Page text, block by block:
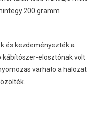
200 gramm
és kezdeményezték a
kábítószer-elosztónak volt
várható a hálózat